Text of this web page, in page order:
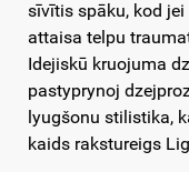
sīvītis spāku, kod
attaisa telpu
Idejiskū kruojuma
pastyprynoj
lyugšonu stilistika,
kaids rakstureigs